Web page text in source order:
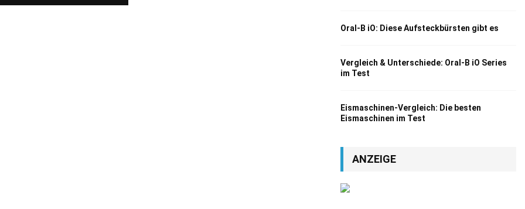
Oral-B iO: Diese Aufsteckbürsten gibt es
Vergleich & Unterschiede: Oral-B iO Series
im Test
Eismaschinen-Vergleich: Die besten
Eismaschinen im Test
ANZEIGE